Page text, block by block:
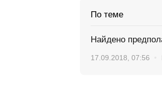
По теме
Найдено
17.09.2018, 07:56